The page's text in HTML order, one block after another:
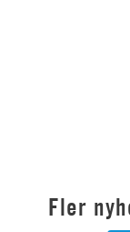
Fler